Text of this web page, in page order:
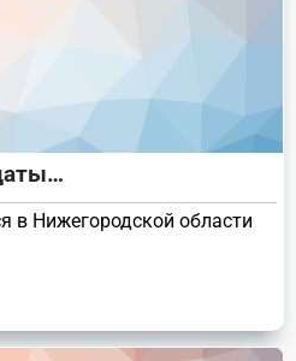
в Нижегородской области